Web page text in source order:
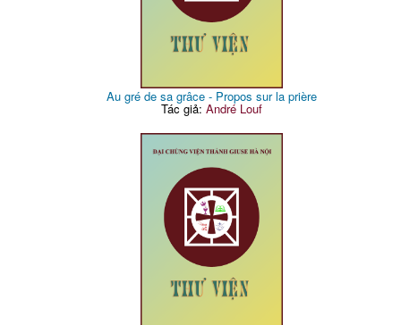
Au gré de sa grâce - Propos sur la prière
Tác giả: André Louf